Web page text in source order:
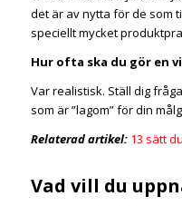
det är av nytta för de som
speciellt mycket
Hur ofta ska du gör en
Var realistisk. Ställ dig
som är ”lagom” för din
Relaterad artikel: 13 sätt
Vad vill du